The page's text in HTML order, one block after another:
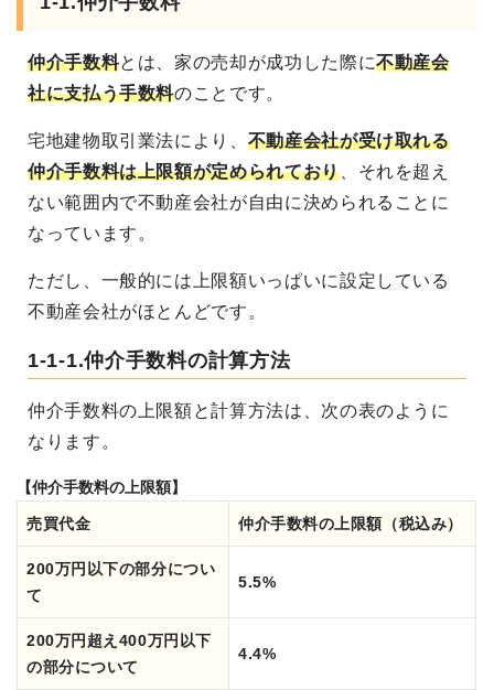
仲介手数料とは、家の売却が成功した際に不動産会
社に支払う手数料のことです。
宅地建物取引業法により、 不動産会社が受け取れる
仲介手数料は上限額が定められており、それを超え
ない範囲内で不動産会社が自由に決められることに
なっています。
ただし、一般的には上限額いっぱいに設定している
不動産会社がほとんどです。
1-1-1.仲介手数料の計算方法
仲介手数料の上限額と計算方法は、次の表のように
なります。
【仲介手数料の上限額】
売買代金 仲介手数料の上限額（税込み）
200万円以下の部分につい
て
5.5%
200万円超え400万円以下
の部分について
4.4%